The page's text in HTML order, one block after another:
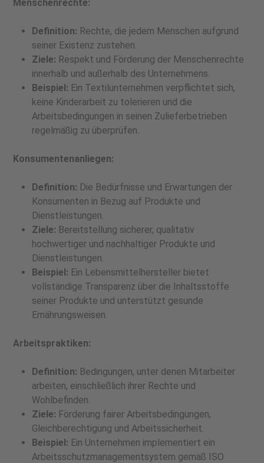
Menschenrechte:
Definition: Rechte, die jedem Menschen aufgrund
seiner Existenz zustehen.
Ziele: Respekt und Förderung der Menschenrechte
innerhalb und außerhalb des Unternehmens.
Beispiel: Ein Textilunternehmen verpflichtet sich,
keine Kinderarbeit zu tolerieren und die
Arbeitsbedingungen in seinen Zulieferbetrieben
regelmäßig zu überprüfen.
Konsumentenanliegen:
Definition: Die Bedürfnisse und Erwartungen der
Konsumenten in Bezug auf Produkte und
Dienstleistungen.
Ziele: Bereitstellung sicherer, qualitativ
hochwertiger und nachhaltiger Produkte und
Dienstleistungen.
Beispiel: Ein Lebensmittelhersteller bietet
vollständige Transparenz über die Inhaltsstoffe
seiner Produkte und unterstützt gesunde
Ernährungsweisen.
Arbeitspraktiken:
Definition: Bedingungen, unter denen Mitarbeiter
arbeiten, einschließlich ihrer Rechte und
Wohlbefinden.
Ziele: Förderung fairer Arbeitsbedingungen,
Gleichberechtigung und Arbeitssicherheit.
Beispiel: Ein Unternehmen implementiert ein
Arbeitsschutzmanagementsystem gemäß ISO